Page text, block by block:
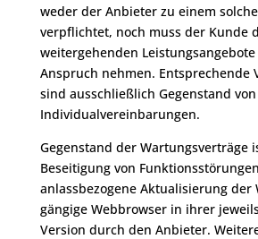
weder der Anbieter zu einem
verpflichtet, noch muss der Kunde
weitergehenden
Anspruch nehmen. Entsprechende
sind ausschließlich Gegenstand von
Individualvereinbarungen.
Gegenstand der Wartungsverträge
Beseitigung von
anlassbezogene Aktualisierung der
gängige Webbrowser in ihrer
Version durch den Anbieter.